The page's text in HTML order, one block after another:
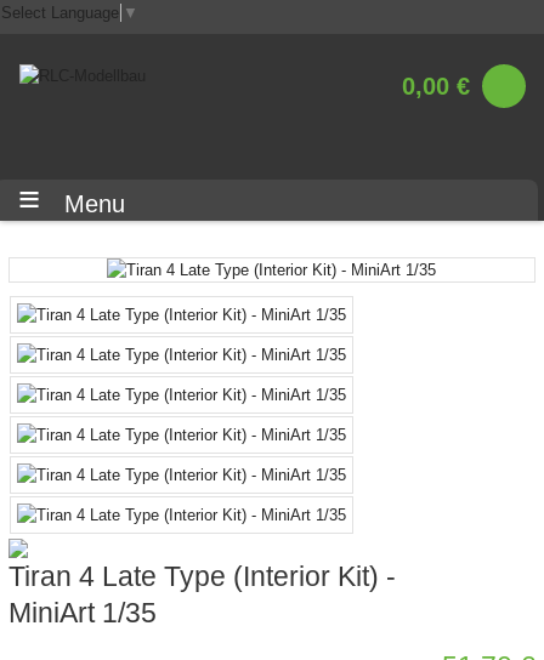
Select Language ▼
0,00 €
Menu
Tiran 4 Late Type (Interior Kit) -
MiniArt 1/35